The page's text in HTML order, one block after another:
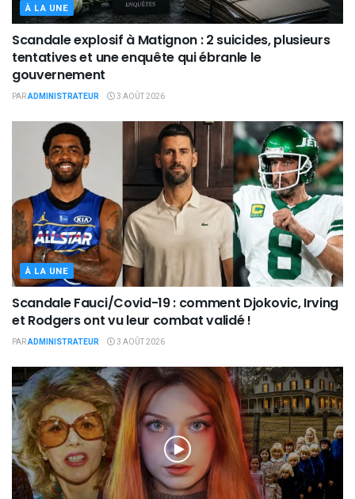
À LA UNE
Scandale explosif à Matignon : 2 suicides, plusieurs
tentatives et une enquête qui ébranle le
gouvernement
PARADMINISTRATEUR 3 AOÛT 2026
À LA UNE
Scandale Fauci/Covid-19 : comment Djokovic, Irving
et Rodgers ont vu leur combat validé !
PARADMINISTRATEUR 3 AOÛT 2026